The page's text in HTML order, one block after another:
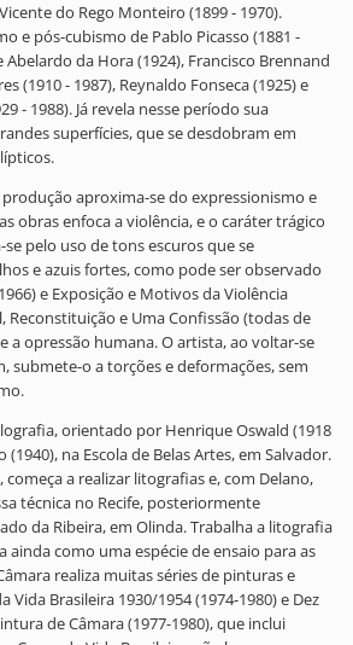
do Rego Monteiro (1899 - 1970).
e pós-cubismo de Pablo Picasso (1881 -
da Hora (1924), Francisco Brennand
(1910 - 1987), Reynaldo Fonseca (1925) e
- 1988). Já revela nesse período sua
superfícies, que se desdobram em
produção aproxima-se do expressionismo e
obras enfoca a violência, e o caráter trágico
pelo uso de tons escuros que se
e azuis fortes, como pode ser observado
e Exposição e Motivos da Violência
Reconstituição e Uma Confissão (todas de
a opressão humana. O artista, ao voltar-se
submete-o a torções e deformações, sem
orientado por Henrique Oswald (1918
(1940), na Escola de Belas Artes, em Salvador.
começa a realizar litografias e, com Delano,
técnica no Recife, posteriormente
da Ribeira, em Olinda. Trabalha a litografia
ainda como uma espécie de ensaio para as
realiza muitas séries de pinturas e
Vida Brasileira 1930/1954 (1974-1980) e Dez
de Câmara (1977-1980), que inclui